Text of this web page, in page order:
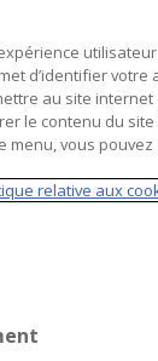
d’identifier votre
au site
le contenu du
menu, vous pouvez
relative aux